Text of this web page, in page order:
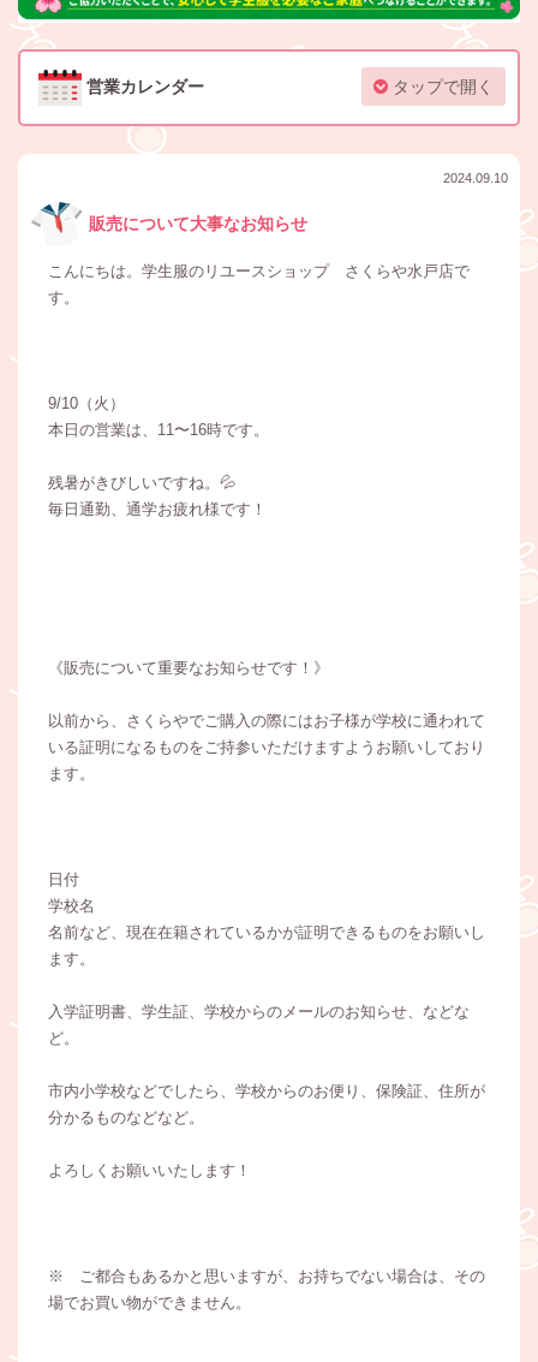
営業カレンダー タップで開く
2024.09.10
販売について大事なお知らせ
こんにちは。学生服のリユースショップ さくらや水戸店で
す。
9/10（火）
本日の営業は、11〜16時です。
残暑がきびしいですね。💦
毎日通勤、通学お疲れ様です！
《販売について重要なお知らせです！》
以前から、さくらやでご購入の際にはお子様が学校に通われて
いる証明になるものをご持参いただけますようお願いしており
ます。
日付
学校名
名前など、現在在籍されているかが証明できるものをお願いし
ます。
入学証明書、学生証、学校からのメールのお知らせ、などな
ど。
市内小学校などでしたら、学校からのお便り、保険証、住所が
分かるものなどなど。
よろしくお願いいたします！
※ ご都合もあるかと思いますが、お持ちでない場合は、その
場でお買い物ができません。